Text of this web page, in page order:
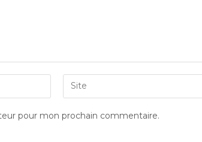
pour mon prochain commentaire.